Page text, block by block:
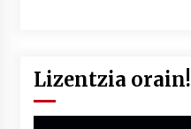
Lizentzia orain!